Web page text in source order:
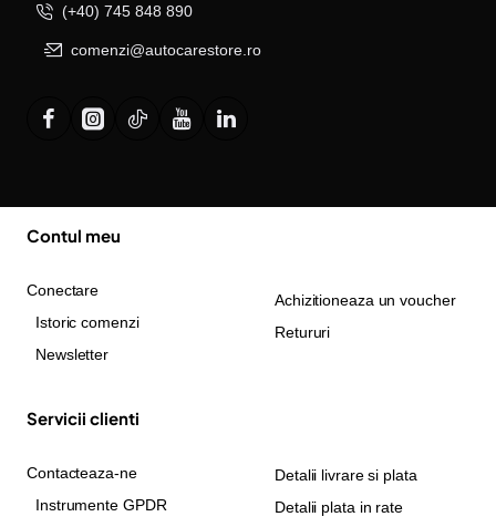
(+40) 745 848 890
comenzi@autocarestore.ro
Contul meu
Conectare
Istoric comenzi
Newsletter
Achizitioneaza un voucher
Retururi
Servicii clienti
Contacteaza-ne
Instrumente GPDR
Detalii livrare si plata
Detalii plata in rate